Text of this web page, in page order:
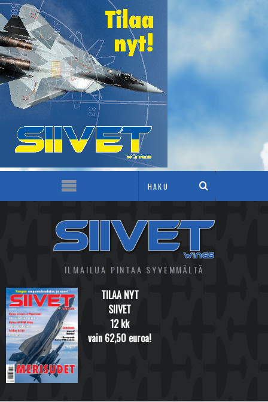
ILMAILUA PINTAA SYVEMMÄLTÄ
TILAA NYT
SIIVET
12 kk
vain 62,50 euroa!